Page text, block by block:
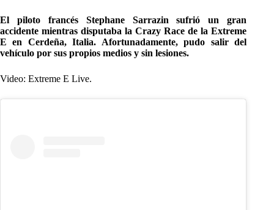
El piloto francés Stephane Sarrazin sufrió un gran
accidente mientras disputaba la Crazy Race de la Extreme
E en Cerdeña, Italia. Afortunadamente, pudo salir del
vehículo por sus propios medios y sin lesiones.
Video: Extreme E Live.